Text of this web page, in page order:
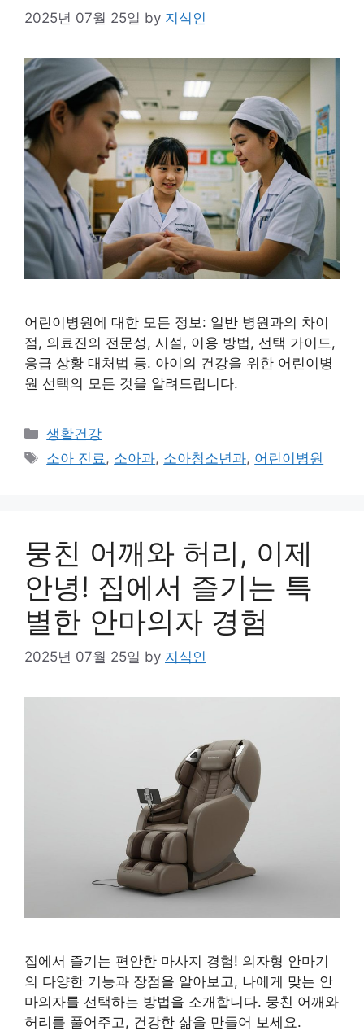
2025년 07월 25일 by 지식인
어린이병원에 대한 모든 정보: 일반 병원과의 차이
점, 의료진의 전문성, 시설, 이용 방법, 선택 가이드,
응급 상황 대처법 등. 아이의 건강을 위한 어린이병
원 선택의 모든 것을 알려드립니다.
Categories
생활건강
Tags
소아 진료 , 소아과, 소아청소년과, 어린이병원
뭉친 어깨와 허리, 이제
안녕! 집에서 즐기는 특
별한 안마의자 경험
2025년 07월 25일 by 지식인
집에서 즐기는 편안한 마사지 경험! 의자형 안마기
의 다양한 기능과 장점을 알아보고, 나에게 맞는 안
마의자를 선택하는 방법을 소개합니다. 뭉친 어깨와
허리를 풀어주고, 건강한 삶을 만들어 보세요.